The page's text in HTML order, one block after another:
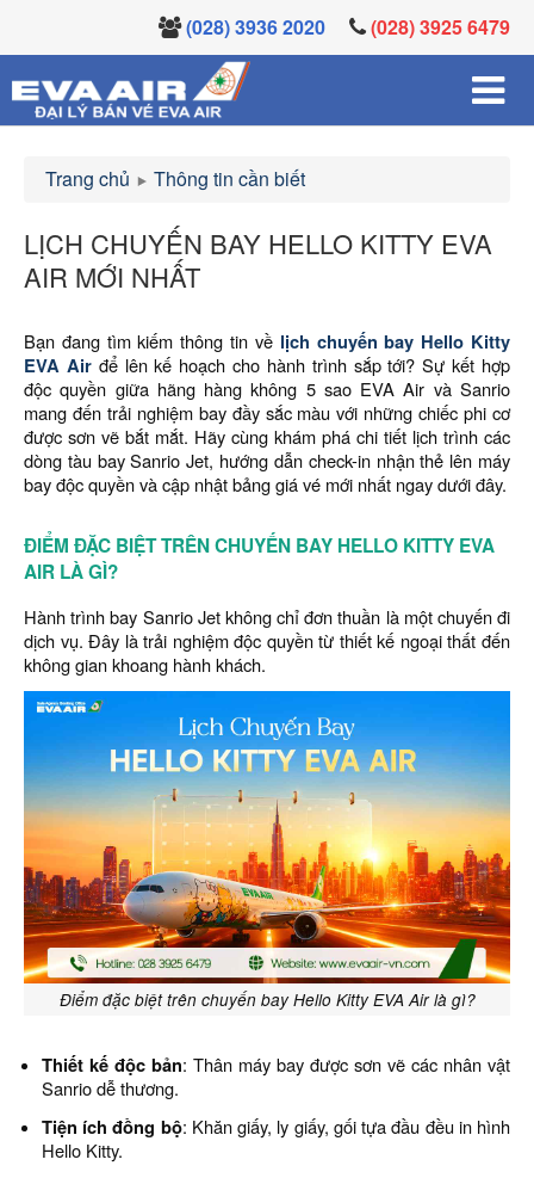
(028) 3936 2020 (028) 3925 6479
Trang chủ Thông tin cần biết
LỊCH CHUYẾN BAY HELLO KITTY EVA
AIR MỚI NHẤT
Bạn đang tìm kiếm thông tin về lịch chuyến bay Hello Kitty
EVA Air để lên kế hoạch cho hành trình sắp tới? Sự kết hợp
độc quyền giữa hãng hàng không 5 sao EVA Air và Sanrio
mang đến trải nghiệm bay đầy sắc màu với những chiếc phi cơ
được sơn vẽ bắt mắt. Hãy cùng khám phá chi tiết lịch trình các
dòng tàu bay Sanrio Jet, hướng dẫn check-in nhận thẻ lên máy
bay độc quyền và cập nhật bảng giá vé mới nhất ngay dưới đây.
ĐIỂM ĐẶC BIỆT TRÊN CHUYẾN BAY HELLO KITTY EVA
AIR LÀ GÌ?
Hành trình bay Sanrio Jet không chỉ đơn thuần là một chuyến đi
dịch vụ. Đây là trải nghiệm độc quyền từ thiết kế ngoại thất đến
không gian khoang hành khách.
Điểm đặc biệt trên chuyến bay Hello Kitty EVA Air là gì?
Thiết kế độc bản: Thân máy bay được sơn vẽ các nhân vật
Sanrio dễ thương.
Tiện ích đồng bộ: Khăn giấy, ly giấy, gối tựa đầu đều in hình
Hello Kitty.